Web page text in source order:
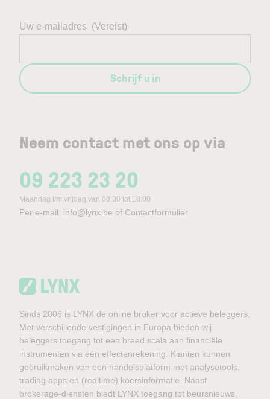
Neem contact met ons op via
09 223 23 20
Maandag t/m vrijdag van 08:30 tot 18:00
Per e-mail: info@lynx.be of Contactformulier
Uw e-mailadres (Vereist)
Schrijf u in
Sinds 2006 is LYNX dé online broker voor actieve beleggers.
Met verschillende vestigingen in Europa bieden wij
beleggers toegang tot een breed scala aan financiële
instrumenten via één effectenrekening. Klanten kunnen
gebruikmaken van een handelsplatform met analysetools,
trading apps en (realtime) koersinformatie. Naast
brokerage-diensten biedt LYNX toegang tot beursnieuws,